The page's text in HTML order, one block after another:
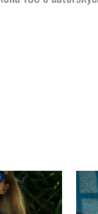
Tento
produkt